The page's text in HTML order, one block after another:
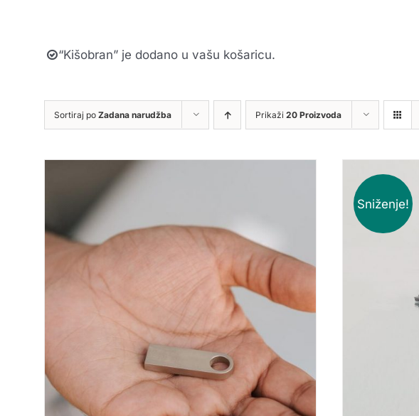
“Kišobran” je dodano u vašu košaricu.
Sortiraj po Zadana narudžba Prikaži 20 Proizvoda
Sniženje!